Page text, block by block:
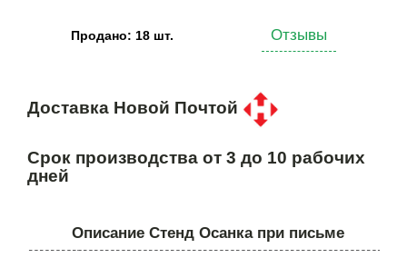
Продано: 18 шт. Отзывы
Доставка Новой Почтой
Срок производства от 3 до 10 рабочих
дней
Описание Стенд Осанка при письме